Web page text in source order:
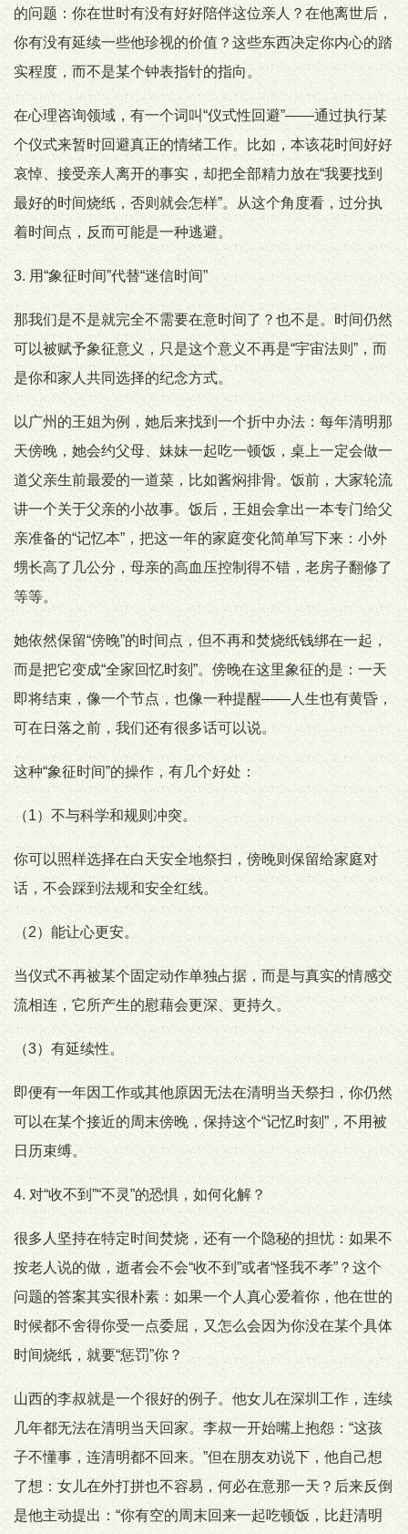
的问题：你在世时有没有好好陪伴这位亲人？在他离世后，
你有没有延续一些他珍视的价值？这些东西决定你内心的踏
实程度，而不是某个钟表指针的指向。
在心理咨询领域，有一个词叫“仪式性回避”——通过执行某
个仪式来暂时回避真正的情绪工作。比如，本该花时间好好
哀悼、接受亲人离开的事实，却把全部精力放在“我要找到
最好的时间烧纸，否则就会怎样”。从这个角度看，过分执
着时间点，反而可能是一种逃避。
3. 用“象征时间”代替“迷信时间”
那我们是不是就完全不需要在意时间了？也不是。时间仍然
可以被赋予象征意义，只是这个意义不再是“宇宙法则”，而
是你和家人共同选择的纪念方式。
以广州的王姐为例，她后来找到一个折中办法：每年清明那
天傍晚，她会约父母、妹妹一起吃一顿饭，桌上一定会做一
道父亲生前最爱的一道菜，比如酱焖排骨。饭前，大家轮流
讲一个关于父亲的小故事。饭后，王姐会拿出一本专门给父
亲准备的“记忆本”，把这一年的家庭变化简单写下来：小外
甥长高了几公分，母亲的高血压控制得不错，老房子翻修了
等等。
她依然保留“傍晚”的时间点，但不再和焚烧纸钱绑在一起，
而是把它变成“全家回忆时刻”。傍晚在这里象征的是：一天
即将结束，像一个节点，也像一种提醒——人生也有黄昏，
可在日落之前，我们还有很多话可以说。
这种“象征时间”的操作，有几个好处：
（1）不与科学和规则冲突。
你可以照样选择在白天安全地祭扫，傍晚则保留给家庭对
话，不会踩到法规和安全红线。
（2）能让心更安。
当仪式不再被某个固定动作单独占据，而是与真实的情感交
流相连，它所产生的慰藉会更深、更持久。
（3）有延续性。
即便有一年因工作或其他原因无法在清明当天祭扫，你仍然
可以在某个接近的周末傍晚，保持这个“记忆时刻”，不用被
日历束缚。
4. 对“收不到”“不灵”的恐惧，如何化解？
很多人坚持在特定时间焚烧，还有一个隐秘的担忧：如果不
按老人说的做，逝者会不会“收不到”或者“怪我不孝”？这个
问题的答案其实很朴素：如果一个人真心爱着你，他在世的
时候都不舍得你受一点委屈，又怎么会因为你没在某个具体
时间烧纸，就要“惩罚”你？
山西的李叔就是一个很好的例子。他女儿在深圳工作，连续
几年都无法在清明当天回家。李叔一开始嘴上抱怨：“这孩
子不懂事，连清明都不回来。”但在朋友劝说下，他自己想
了想：女儿在外打拼也不容易，何必在意那一天？后来反倒
是他主动提出：“你有空的周末回来一起吃顿饭，比赶清明